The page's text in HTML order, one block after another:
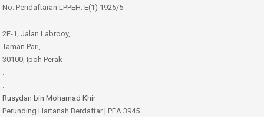
No. Pendaftaran LPPEH: E(1) 1925/5
2F-1, Jalan Labrooy,
Taman Pari,
30100, Ipoh Perak
Rusydan bin Mohamad Khir
Perunding Hartanah Berdaftar | PEA 3945